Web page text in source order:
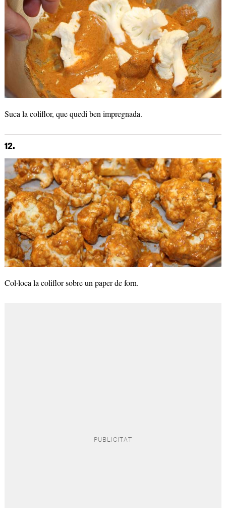
Suca la coliflor, que quedi ben impregnada.
12.
Col·loca la coliflor sobre un paper de forn.